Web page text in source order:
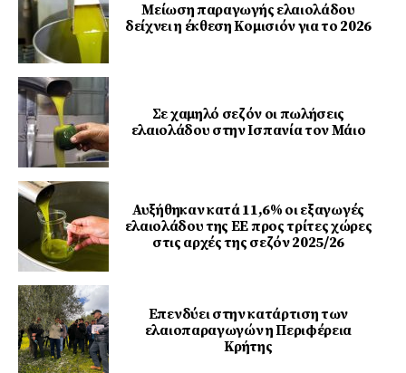
Μείωση παραγωγής ελαιολάδου
δείχνει η έκθεση Κομισιόν για το 2026
Σε χαμηλό σεζόν οι πωλήσεις
ελαιολάδου στην Ισπανία τον Μάιο
Αυξήθηκαν κατά 11,6% οι εξαγωγές
ελαιολάδου της ΕΕ προς τρίτες χώρες
στις αρχές της σεζόν 2025/26
Επενδύει στην κατάρτιση των
ελαιοπαραγωγών η Περιφέρεια
Κρήτης